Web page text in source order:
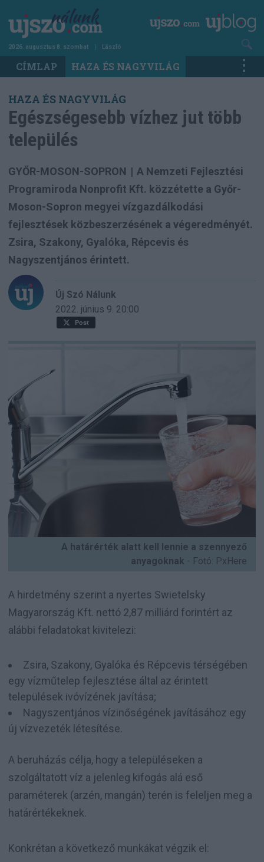
tartalomra
2026. augusztus 8. szombat László
Main
navigation
CÍMLAP HAZA ÉS NAGYVILÁG
HAZA ÉS NAGYVILÁG
Egészségesebb vízhez jut több
település
GYŐR-MOSON-SOPRON | A Nemzeti Fejlesztési
Programiroda Nonprofit Kft. közzétette a Győr-
Moson-Sopron megyei vízgazdálkodási
fejlesztések közbeszerzésének a végeredményét.
Zsira, Szakony, Gyalóka, Répcevis és
Nagyszentjános érintett.
Új Szó Nálunk
2022. június 9. 20:00
Post
A határérték alatt kell lennie a szennyező
anyagoknak - Fotó: PxHere
A hirdetmény szerint a nyertes Swietelsky
Magyarország Kft. nettó 2,87 milliárd forintért az
alábbi feladatokat kivitelezi:
Zsira, Szakony, Gyalóka és Répcevis térségében
egy vízműtelep fejlesztése által az érintett
települések ivóvízének javítása;
Nagyszentjános vízinőségének javításához egy
új vízvezeték létesítése.
A beruházás célja, hogy a településeken a
szolgáltatott víz a jelenleg kifogás alá eső
paraméterek (arzén, mangán) terén is feleljen meg a
határértékeknek.
Konkrétan a következő munkákat végzik el: